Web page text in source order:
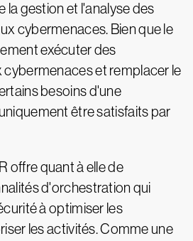
la gestion et l'analyse des
cybermenaces. Bien que le
exécuter des
cybermenaces et remplacer le
besoins d'une
être satisfaits par
offre quant à elle de
d'orchestration qui
à optimiser les
les activités. Comme une